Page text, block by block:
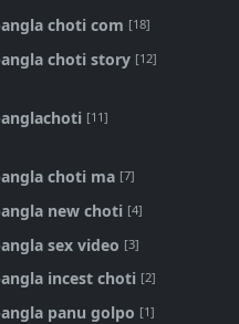
choti com [18]
choti story [12]
[11]
choti ma [7]
new choti [4]
sex video [3]
incest choti [2]
panu golpo [1]